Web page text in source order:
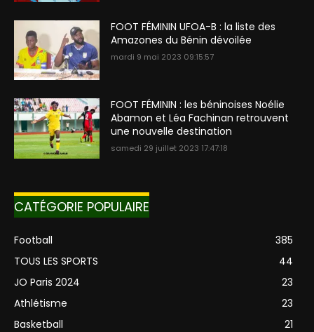
FOOT FÉMININ UFOA-B : la liste des
Amazones du Bénin dévoilée
mardi 9 mai 2023 09:15:57
FOOT FÉMININ : les béninoises Noélie
Abamon et Léa Fachinan retrouvent
une nouvelle destination
samedi 29 juillet 2023 17:47:18
CATÉGORIE POPULAIRE
Football
385
TOUS LES SPORTS
44
JO Paris 2024
23
Athlétisme
23
Basketball
21